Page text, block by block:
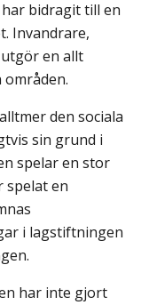
bidragit till en
Invandrare,
en allt
den sociala
sin grund i
spelar en stor
spelat en
i lagstiftningen
har inte gjort